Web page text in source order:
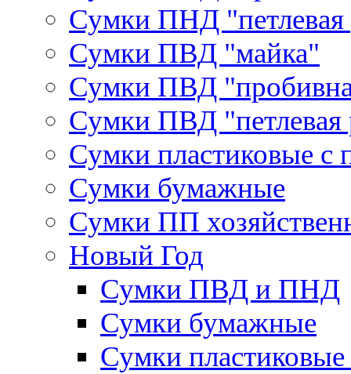
Сумки ПНД "петлевая
Сумки ПВД "майка"
Сумки ПВД
Сумки ПВД "петлевая
Сумки пластиковые с
Сумки бумажные
Сумки ПП
Новый Год
Сумки ПВД и ПНД
Сумки бумажные
Сумки